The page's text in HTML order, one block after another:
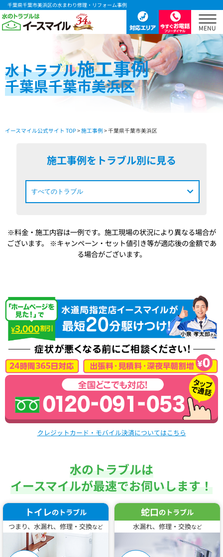
千葉県千葉市美浜区の水まわり修理・リフォーム事例
水トラブル施工事例
千葉県千葉市美浜区
イースマイル公式サイト TOP>施工事例 > 千葉県千葉市美浜区
施工事例をトラブル別に見る
※料金・施工内容は一例です。施工現場の状況により異なる場合が
ございます。
※キャンペーン・セット値引き等が適応後の金額であ
る場合がございます。
クレジットカード・モバイル決済についてはこちら
水のトラブルは
イースマイルが最速でお伺いします！
トイレのトラブル
つまり、水漏れ、修理・交換など
蛇口のトラブル
水漏れ、修理・交換など